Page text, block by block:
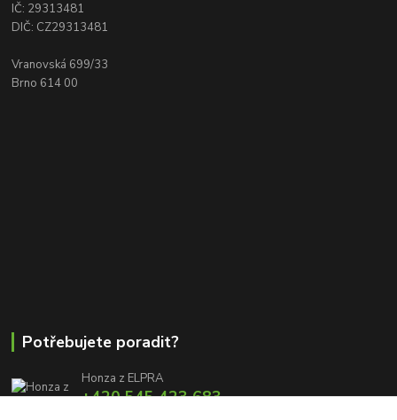
IČ: 29313481
DIČ: CZ29313481
Vranovská 699/33
Brno 614 00
Potřebujete poradit?
Honza z ELPRA
+420 545 423 683